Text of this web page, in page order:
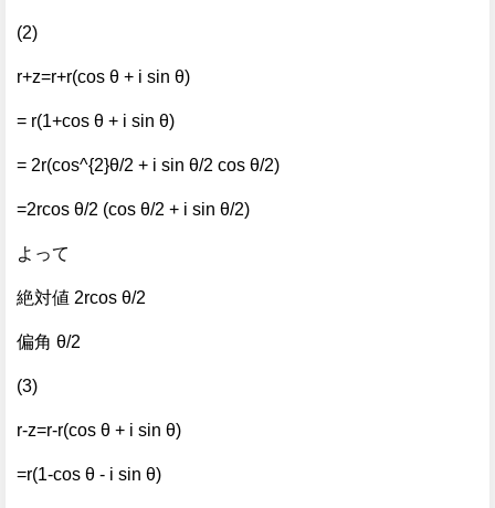
(2)
r+z=r+r(cos θ + i sin θ)
= r(1+cos θ + i sin θ)
= 2r(cos^{2}θ/2 + i sin θ/2 cos θ/2)
=2rcos θ/2 (cos θ/2 + i sin θ/2)
よって
絶対値 2rcos θ/2
偏角 θ/2
(3)
r-z=r-r(cos θ + i sin θ)
=r(1-cos θ - i sin θ)